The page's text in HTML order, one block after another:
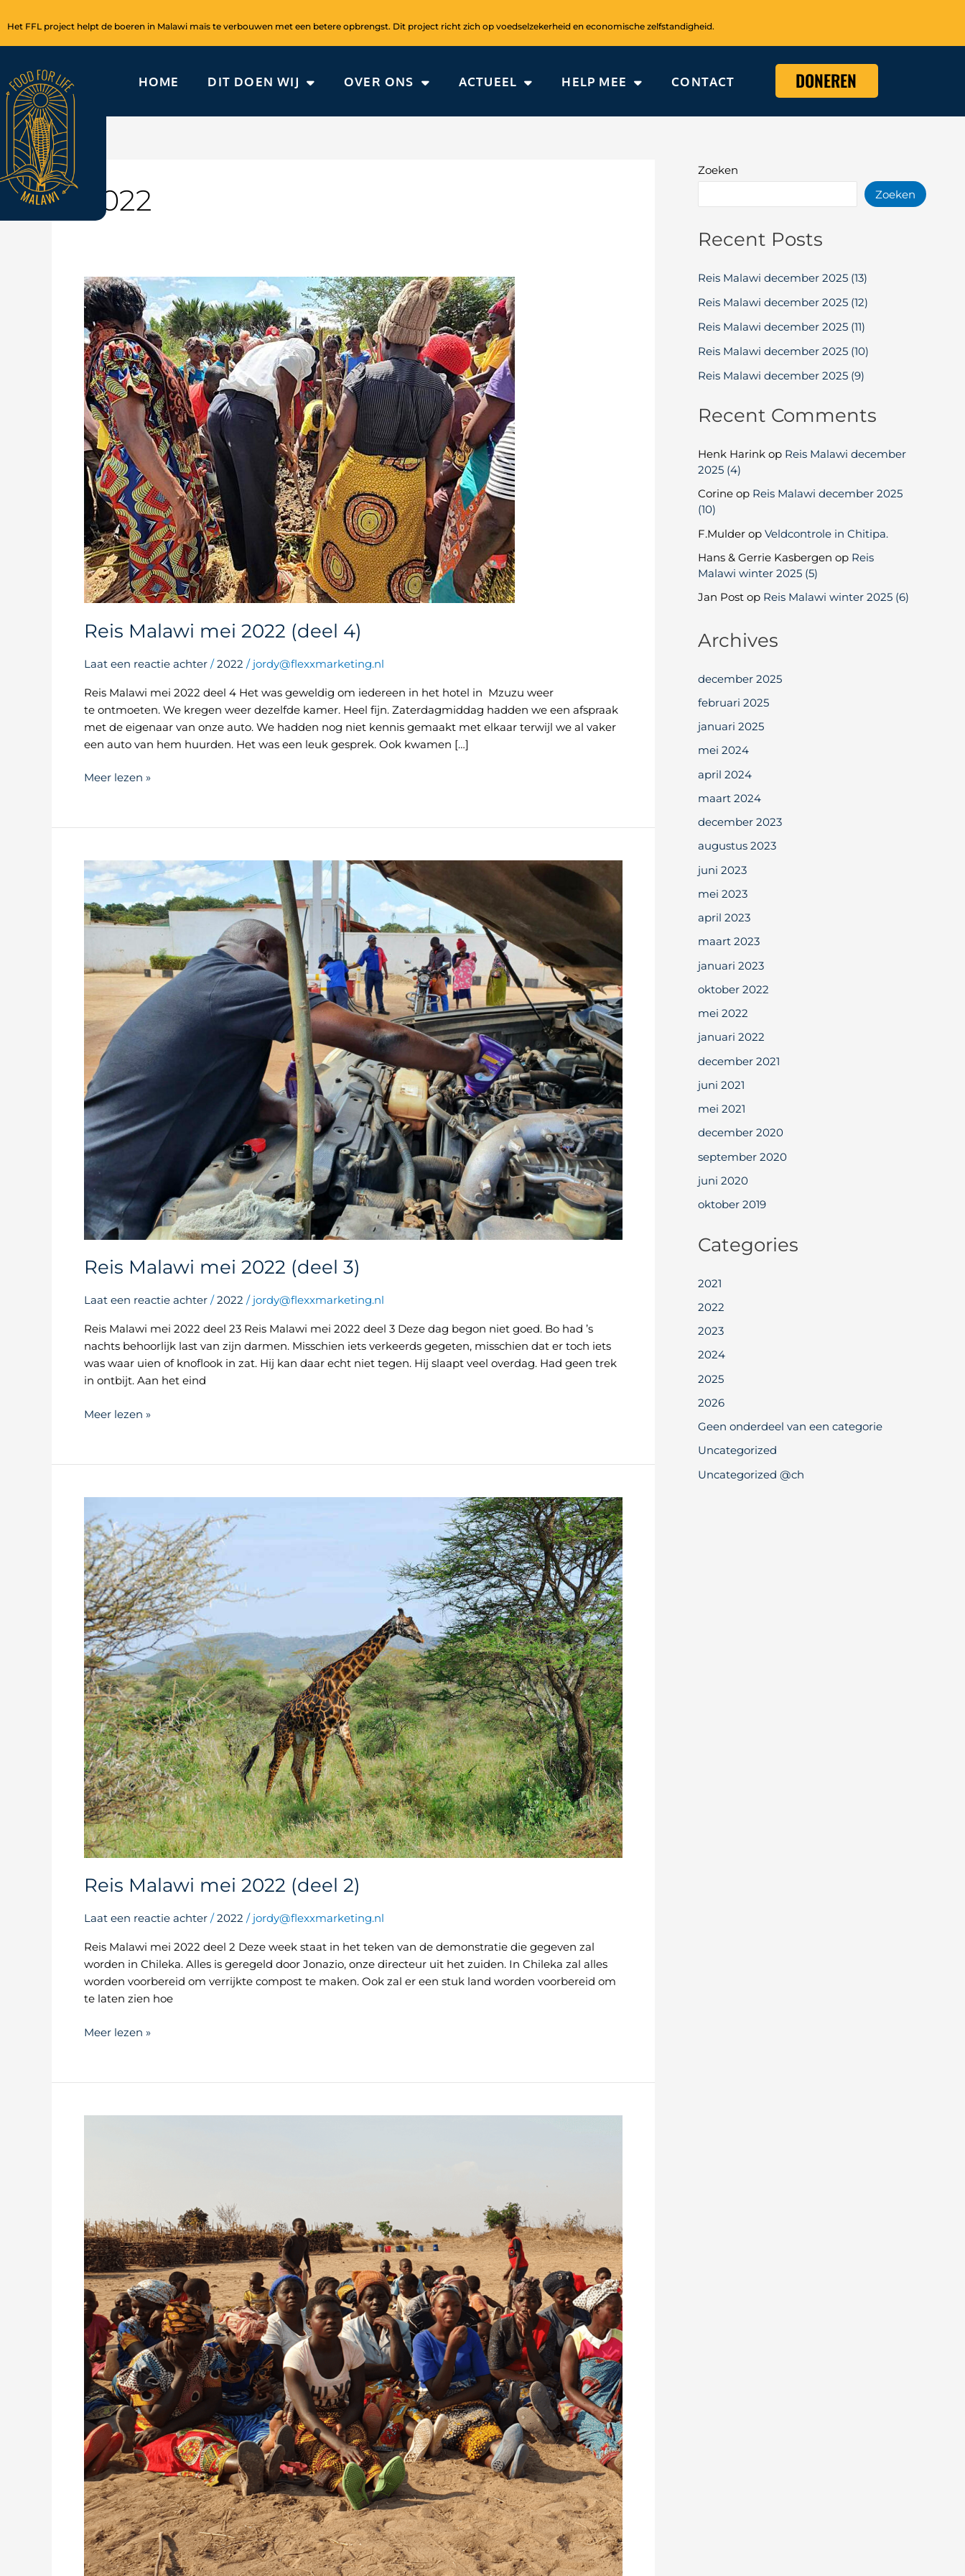
naar
Het FFL project helpt de boeren in Malawi maïs te verbouwen met een betere opbrengst. Dit project richt zich op voedselzekerheid en economische zelfstandigheid.
HOME DIT DOEN WIJ OVER ONS ACTUEEL HELP MEE CONTACT DONEREN
2022
Reis Malawi mei 2022 (deel 4)
Laat een reactie achter /2022 / jordy@flexxmarketing.nl
Reis Malawi mei 2022 deel 4 Het was geweldig om iedereen in het hotel in Mzuzu weer
te ontmoeten. We kregen weer dezelfde kamer. Heel fijn. Zaterdagmiddag hadden we een afspraak
met de eigenaar van onze auto. We hadden nog niet kennis gemaakt met elkaar terwijl we al vaker
een auto van hem huurden. Het was een leuk gesprek. Ook kwamen […]
Reis
Malawi
mei
2022
(deel
4)
Meer lezen »
Reis Malawi mei 2022 (deel 3)
Laat een reactie achter /2022 / jordy@flexxmarketing.nl
Reis Malawi mei 2022 deel 23 Reis Malawi mei 2022 deel 3 Deze dag begon niet goed. Bo had ’s
nachts behoorlijk last van zijn darmen. Misschien iets verkeerds gegeten, misschien dat er toch iets
was waar uien of knoflook in zat. Hij kan daar echt niet tegen. Hij slaapt veel overdag. Had geen trek
in ontbijt. Aan het eind
Reis
Malawi
mei
2022
Meer lezen »
Reis Malawi mei 2022 (deel 2)
Laat een reactie achter /2022 / jordy@flexxmarketing.nl
Reis Malawi mei 2022 deel 2 Deze week staat in het teken van de demonstratie die gegeven zal
worden in Chileka. Alles is geregeld door Jonazio, onze directeur uit het zuiden. In Chileka zal alles
worden voorbereid om verrijkte compost te maken. Ook zal er een stuk land worden voorbereid om
te laten zien hoe
Malawi
mei
2022
(deel
2)
Meer lezen »
Zoeken
Zoeken
Recent Posts
Reis Malawi december 2025 (13)
Reis Malawi december 2025 (12)
Reis Malawi december 2025 (11)
Reis Malawi december 2025 (10)
Reis Malawi december 2025 (9)
Recent Comments
Henk Harink op Reis Malawi december
2025 (4)
Corine op Reis Malawi december 2025
(10)
F.Mulder op Veldcontrole in Chitipa.
Hans & Gerrie Kasbergen op Reis
Malawi winter 2025 (5)
Jan Post op Reis Malawi winter 2025 (6)
Archives
december 2025
februari 2025
januari 2025
mei 2024
april 2024
maart 2024
december 2023
augustus 2023
juni 2023
mei 2023
april 2023
maart 2023
januari 2023
oktober 2022
mei 2022
januari 2022
december 2021
juni 2021
mei 2021
december 2020
september 2020
juni 2020
oktober 2019
Categories
2021
2022
2023
2024
2025
2026
Geen onderdeel van een categorie
Uncategorized
Uncategorized @ch